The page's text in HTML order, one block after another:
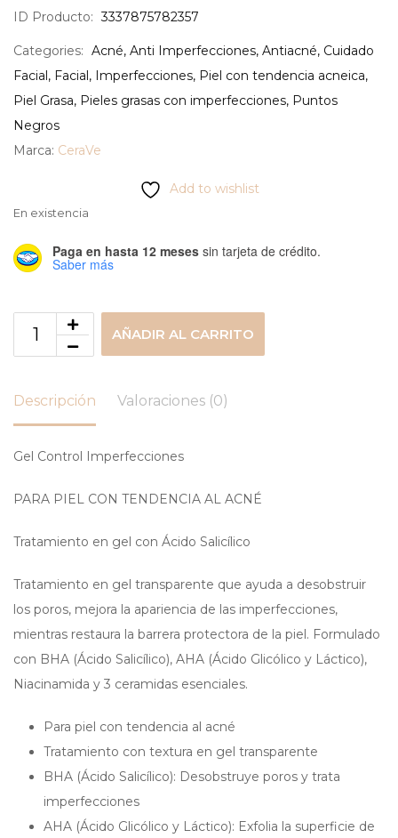
ID Producto: 3337875782357
Categories: Acné, Anti Imperfecciones, Antiacné, Cuidado
Facial, Facial, Imperfecciones, Piel con tendencia acneica,
Piel Grasa, Pieles grasas con imperfecciones, Puntos
Negros
Marca: CeraVe
Add to wishlist
En existencia
Paga en hasta 12 meses sin tarjeta de crédito.
Saber más
AÑADIR AL CARRITO
Descripción Valoraciones (0)
Gel Control Imperfecciones
PARA PIEL CON TENDENCIA AL ACNÉ
Tratamiento en gel con Ácido Salicílico
Tratamiento en gel transparente que ayuda a desobstruir
los poros, mejora la apariencia de las imperfecciones,
mientras restaura la barrera protectora de la piel. Formulado
con BHA (Ácido Salicílico), AHA (Ácido Glicólico y Láctico),
Niacinamida y 3 ceramidas esenciales.
Para piel con tendencia al acné
Tratamiento con textura en gel transparente
BHA (Ácido Salicílico): Desobstruye poros y trata
imperfecciones
AHA (Ácido Glicólico y Láctico): Exfolia la superficie de